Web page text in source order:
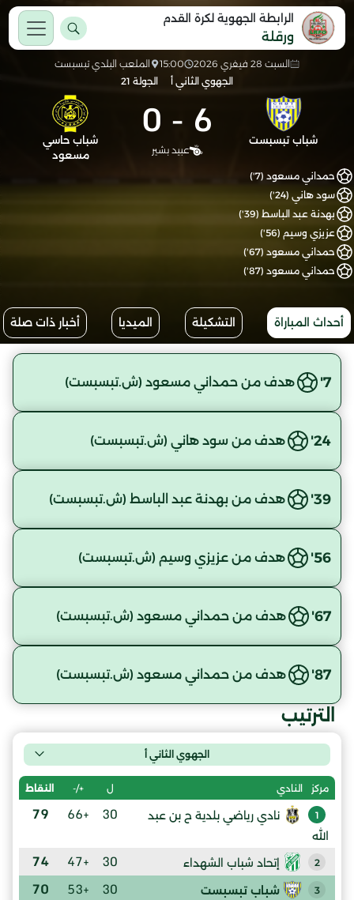
الرابطة الجهوية لكرة القدم
ورقلة
السبت 28 فيفري 2026 15:00
الملعب البلدي تبسبست
الجهوي الثاني أ
الجولة 21
شباب تبسبست 6
-
0
عبيد بشير
شباب حاسي
مسعود
حمداني مسعود (7')
سود هاني (24')
بهدنة عبد الباسط (39')
عزيزي وسيم (56')
حمداني مسعود (67')
حمداني مسعود (87')
أحداث المباراة التشكيلة الميديا أخبار ذات صلة
7' هدف من حمداني مسعود (ش.تبسبست)
24' هدف من سود هاني (ش.تبسبست)
39' هدف من بهدنة عبد الباسط (ش.تبسبست)
56' هدف من عزيزي وسيم (ش.تبسبست)
67' هدف من حمداني مسعود (ش.تبسبست)
87' هدف من حمداني مسعود (ش.تبسبست)
الترتيب
الجهوي الثاني أ
مركز النادي ل +/- النقاط
1
نادي رياضي بلدية ح بن عبد
الله
30
+66
79
2 إتحاد شباب الشهداء 30
+47
74
3 شباب تبسبست 30
+53
70